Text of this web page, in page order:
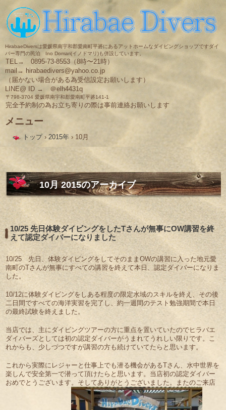
HirabaeDiversは愛媛県南宇和郡愛南町平碆にあるアットホームなダイビングショップですダイ
バー専門の民泊 Ino Domari(イノドマリ)も併設しています。
TEL→ 0895-73-8553（8時〜21時）
mail→ hirabaedivers@yahoo.co.jp
（届かない場合がある為受信設定お願いします）
LINE@ ID → ＠elh4431q
〒798-3704 愛媛県南宇和郡愛南町平碆141-1
完全予約制の為お立ち寄りの際は事前連絡お願いします
メニュー
へ
ス
キ
ッ
プ
トップ › 2015年 › 10月
10月 2015のアーカイブ
10/25 先日体験ダイビングをしたTさんが無事にOW講習を終
えて認定ダイバーになりました
10/25 先日、体験ダイビングをしてそのままOWの講習に入った地元愛
南町のTさんが無事にすべての講習を終えて本日、認定ダイバーになりま
した。
10/12に体験ダイビングをしある程度の限定水域のスキルを終え、その後
二日間ですべての海洋実習を完了し、約一週間のテスト勉強期間で本日
の最終試験を終えました。
当店では、主にダイビングツアーの方に重点を置いていたのでヒラバエ
ダイバーズとしては初の認定ダイバーがうまれてうれしい限りです。こ
れからも、少しづつですが講習の方も続けていてたらと思います。
これから実際にレジャーと仕事上でも潜る機会があるTさん、水中世界を
楽しんで安全第一で潜って頂けたらと思います。当店初の認定ダイバー
おめでとうございます。そしてありがとうございました。またのご来店